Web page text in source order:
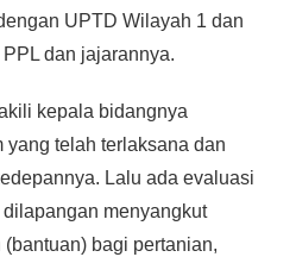
UPTD Wilayah 1 dan
dan jajarannya.
kepala bidangnya
yang telah terlaksana dan
Lalu ada evaluasi
menyangkut
bagi pertanian,